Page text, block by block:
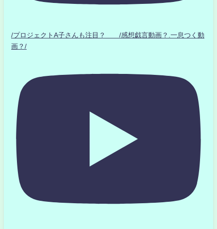
/プロジェクトA子さんも注目？ /感想戯言動画？.一息つく動
画？/